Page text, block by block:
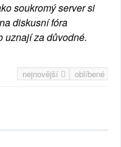
soukromý server si
diskusní fóra
uznají za důvodné.
nejnovější oblíbené